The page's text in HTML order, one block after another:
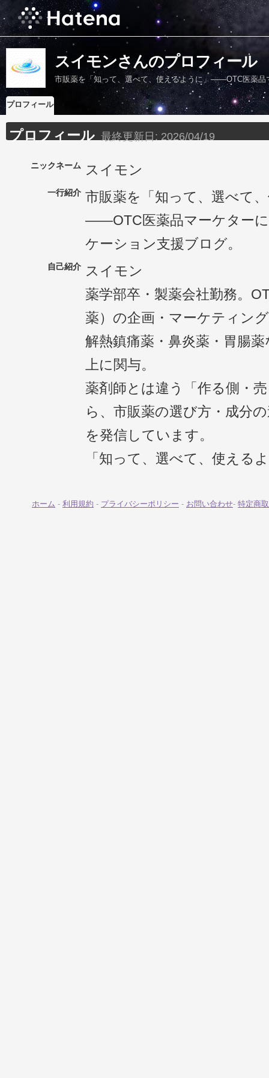
スイモンさんのプロフィール
市販薬を「知って、選べて、使えるように」——OTC医薬品
プロフィール
プロフィール 最終更新日: 2026/04/19
ニックネーム スイモン
一行紹介 市販薬を「知って、選べて
——OTC医薬品マーケター
ケーション支援ブログ。
自己紹介 スイモン
薬学部卒・製薬会社勤務。
薬）の企画・マーケティン
解熱鎮痛薬・鼻炎薬・胃腸
上に関与。
薬剤師とは違う「作る側・
ら、市販薬の選び方・成分
を発信しています。
「知って、選べて、使える
ホーム - 利用規約 - プライバシーポリシー - お問い合わせ- 特定商